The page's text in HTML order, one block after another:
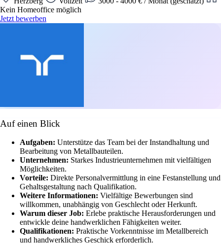
Kein Homeoffice möglich
Jetzt bewerben
Auf einen Blick
Aufgaben: Unterstütze das Team bei der Instandhaltung und
Bearbeitung von Metallbauteilen.
Unternehmen: Starkes Industrieunternehmen mit vielfältigen
Möglichkeiten.
Vorteile: Direkte Personalvermittlung in eine Festanstellung und
Gehaltsgestaltung nach Qualifikation.
Weitere Informationen: Vielfältige Bewerbungen sind
willkommen, unabhängig von Geschlecht oder Herkunft.
Warum dieser Job: Erlebe praktische Herausforderungen und
entwickle deine handwerklichen Fähigkeiten weiter.
Qualifikationen: Praktische Vorkenntnisse im Metallbereich
und handwerkliches Geschick erforderlich.